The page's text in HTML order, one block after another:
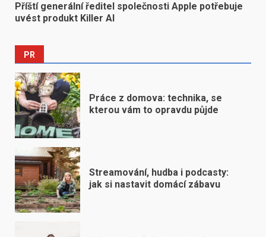
Příští generální ředitel společnosti Apple potřebuje
uvést produkt Killer AI
PR
Práce z domova: technika, se
kterou vám to opravdu půjde
Streamování, hudba i podcasty:
jak si nastavit domácí zábavu